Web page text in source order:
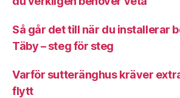
Så går det till när du installerar
Täby – steg för steg
Varför sutteränghus kräver
flytt